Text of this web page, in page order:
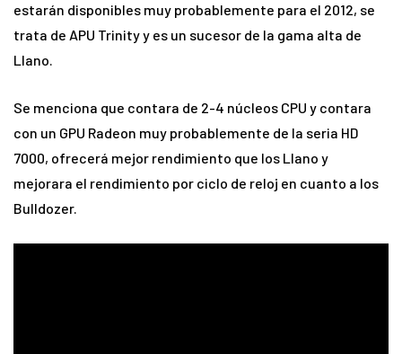
estarán disponibles muy probablemente para el 2012, se
trata de APU Trinity y es un sucesor de la gama alta de
Llano.
Se menciona que contara de 2-4 núcleos CPU y contara
con un GPU Radeon muy probablemente de la seria HD
7000, ofrecerá mejor rendimiento que los Llano y
mejorara el rendimiento por ciclo de reloj en cuanto a los
Bulldozer.